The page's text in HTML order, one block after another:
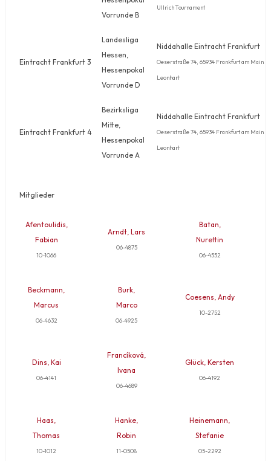
Vorrunde B
Ullrich Tournament
Eintracht Frankfurt 3
Landesliga
Hessen,
Hessenpokal
Vorrunde D
Niddahalle Eintracht Frankfurt
Oeserstraße 74, 65934 Frankfurt am Main
Leonhart
Eintracht Frankfurt 4
Bezirksliga
Mitte,
Hessenpokal
Vorrunde A
Niddahalle Eintracht Frankfurt
Oeserstraße 74, 65934 Frankfurt am Main
Leonhart
Mitglieder
Afentoulidis,
Fabian
10-1066
Arndt, Lars
06-4875
Batan,
Nurettin
06-4552
Beckmann,
Marcus
06-4632
Burk,
Marco
06-4925
Coesens, Andy
10-2752
Dins, Kai
06-4141
Francíková,
Ivana
06-4689
Glück, Kersten
06-4192
Haas,
Thomas
10-1012
Hanke,
Robin
11-0508
Heinemann,
Stefanie
05-2292